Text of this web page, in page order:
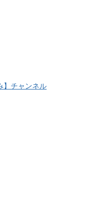
】チャンネル